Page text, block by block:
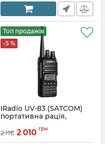
Топ продажів
-5 %
IRadio UV-83 (SATCOM)
портативна рація,
2 116 2 010 грн